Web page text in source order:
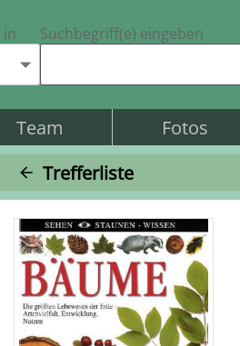
in Suchbegriff(e) eingeben
Team Fotos
Trefferliste